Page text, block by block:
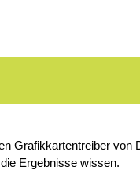
Grafikkartentreiber von
Ergebnisse wissen.